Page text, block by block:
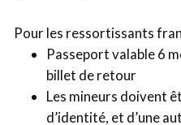
Pour les ressortissants
Passeport valable 6
billet de retour
Les mineurs doivent
d’identité, et d’une